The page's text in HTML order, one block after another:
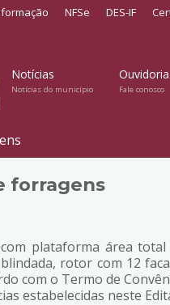
NFSe DES-IF
Notícias
Notícias do município
Ouvidoria
Fale conosco
forragens
plataforma área
rotor com 12
com o Termo de
estabelecidas neste